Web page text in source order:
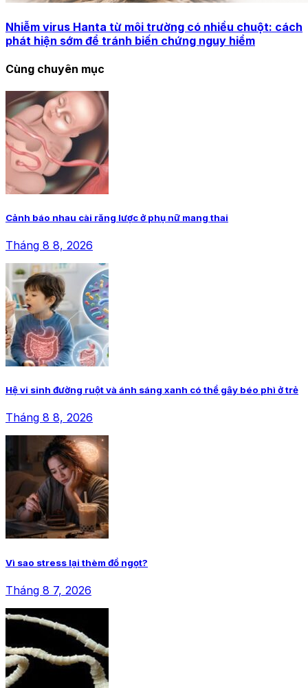
Nhiễm virus Hanta từ môi trường có nhiều chuột: cách
phát hiện sớm để tránh biến chứng nguy hiểm
Cùng chuyên mục
Cảnh báo nhau cài răng lược ở phụ nữ mang thai
Tháng 8 8, 2026
Hệ vi sinh đường ruột và ánh sáng xanh có thể gây béo phì ở trẻ
Tháng 8 8, 2026
Vì sao stress lại thèm đồ ngọt?
Tháng 8 7, 2026